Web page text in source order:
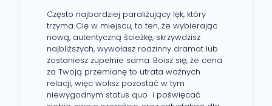
Często najbardziej paraliżujący lęk, który
trzyma Cię w miejscu, to ten, że wybierając
nową, autentyczną ścieżkę, skrzywdzisz
najbliższych, wywołasz rodzinny dramat lub
zostaniesz zupełnie sama. Boisz się, że cena
za Twoją przemianę to utrata ważnych
relacji, więc wolisz pozostać w tym
niewygodnym status quo i poświęcać